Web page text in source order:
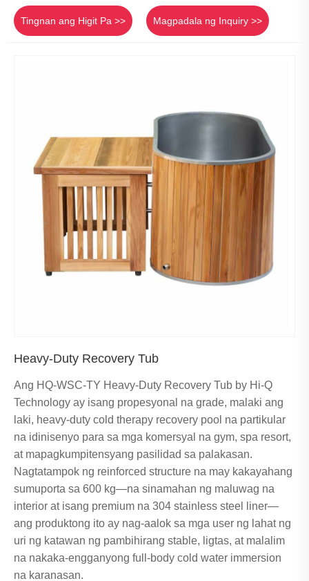
Tingnan ang Higit Pa >> Magpadala ng Inquiry >>
Heavy-Duty Recovery Tub
Ang HQ-WSC-TY Heavy-Duty Recovery Tub by Hi-Q
Technology ay isang propesyonal na grade, malaki ang
laki, heavy-duty cold therapy recovery pool na partikular
na idinisenyo para sa mga komersyal na gym, spa resort,
at mapagkumpitensyang pasilidad sa palakasan.
Nagtatampok ng reinforced structure na may kakayahang
sumuporta sa 600 kg—na sinamahan ng maluwag na
interior at isang premium na 304 stainless steel liner—
ang produktong ito ay nag-aalok sa mga user ng lahat ng
uri ng katawan ng pambihirang stable, ligtas, at malalim
na nakaka-engganyong full-body cold water immersion
na karanasan.